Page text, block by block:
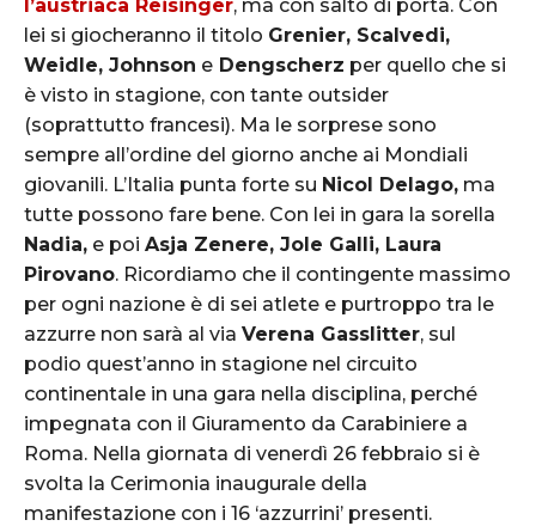
l’austriaca Reisinger, ma con salto di porta. Con
lei si giocheranno il titolo Grenier, Scalvedi,
Weidle, Johnson e Dengscherz per quello che si
è visto in stagione, con tante outsider
(soprattutto francesi). Ma le sorprese sono
sempre all’ordine del giorno anche ai Mondiali
giovanili. L’Italia punta forte su Nicol Delago, ma
tutte possono fare bene. Con lei in gara la sorella
Nadia, e poi Asja Zenere, Jole Galli, Laura
Pirovano. Ricordiamo che il contingente massimo
per ogni nazione è di sei atlete e purtroppo tra le
azzurre non sarà al via Verena Gasslitter, sul
podio quest’anno in stagione nel circuito
continentale in una gara nella disciplina, perché
impegnata con il Giuramento da Carabiniere a
Roma. Nella giornata di venerdì 26 febbraio si è
svolta la Cerimonia inaugurale della
manifestazione con i 16 ‘azzurrini’ presenti.